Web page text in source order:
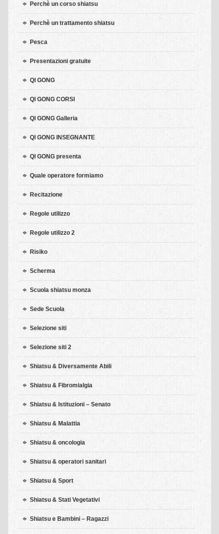
Perchè un corso shiatsu
Perchè un trattamento shiatsu
Pesca
Presentazioni gratuite
QI GONG
QI GONG CORSI
QI GONG Galleria
QI GONG INSEGNANTE
QI GONG presenta
Quale operatore formiamo
Recitazione
Regole utilizzo
Regole utilizzo 2
Risiko
Scherma
Scuola shiatsu monza
Sede Scuola
Selezione siti
Selezione siti 2
Shiatsu & Diversamente Abili
Shiatsu & Fibromialgia
Shiatsu & Istituzioni – Senato
Shiatsu & Malattia
Shiatsu & oncologia
Shiatsu & operatori sanitari
Shiatsu & Sport
Shiatsu & Stati Vegetativi
Shiatsu e Bambini – Ragazzi